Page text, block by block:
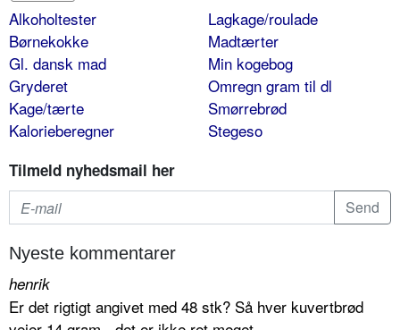
Alkoholtester
Børnekokke
Gl. dansk mad
Gryderet
Kage/tærte
Kalorieberegner
Lagkage/roulade
Madtærter
Min kogebog
Omregn gram til dl
Smørrebrød
Stegeso
Tilmeld nyhedsmail her
Nyeste kommentarer
henrik
Er det rigtigt angivet med 48 stk? Så hver kuvertbrød